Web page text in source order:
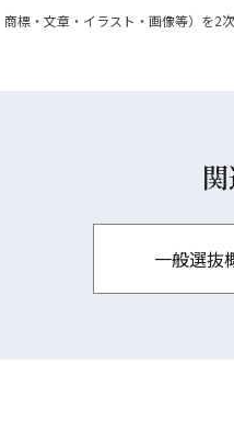
標・文章・イラスト・画像等）を
一般選抜